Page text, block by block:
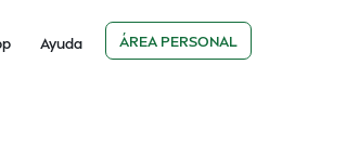
Ayuda ÁREA PERSONAL